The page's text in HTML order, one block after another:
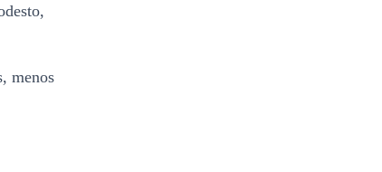
menos